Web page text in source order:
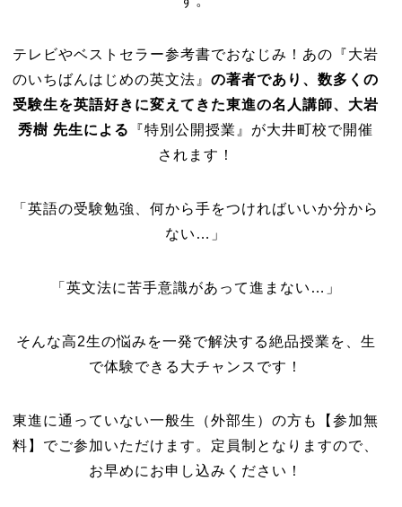
テレビやベストセラー参考書でおなじみ！あの『大岩
のいちばんはじめの英文法』の著者であり、数多くの
受験生を英語好きに変えてきた東進の名人講師、大岩
秀樹 先生による
『特別公開授業』が大井町校で開催
されます！
「英語の受験勉強、何から手をつければいいか分から
ない…」
「英文法に苦手意識があって進まない…」
そんな高2生の悩みを一発で解決する絶品授業を、生
で体験できる大チャンスです！
東進に通っていない一般生（外部生）の方も【参加無
料】でご参加いただけます。定員制となりますので、
お早めにお申し込みください！